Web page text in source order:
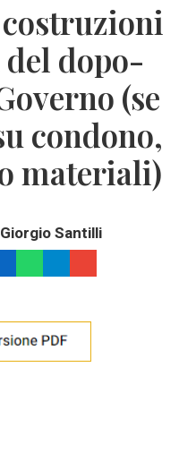
dopo-
(se
condono,
materiali)
Santilli